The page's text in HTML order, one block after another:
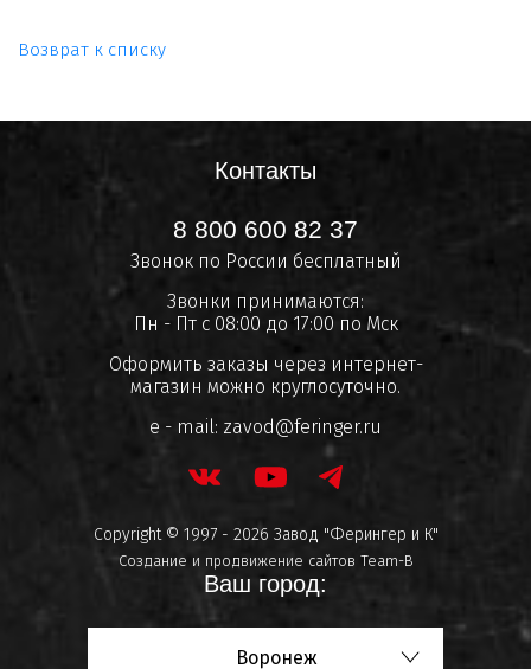
Возврат к списку
Контакты
8 800 600 82 37
Звонок по России бесплатный
Звонки принимаются:
Пн - Пт с 08:00 до 17:00 по Мск
Оформить заказы через интернет-
магазин можно круглосуточно.
e - mail: zavod@feringer.ru
Copyright © 1997 - 2026 Завод "Ферингер и К"
Создание и продвижение сайтов Team-B
Ваш город:
Воронеж